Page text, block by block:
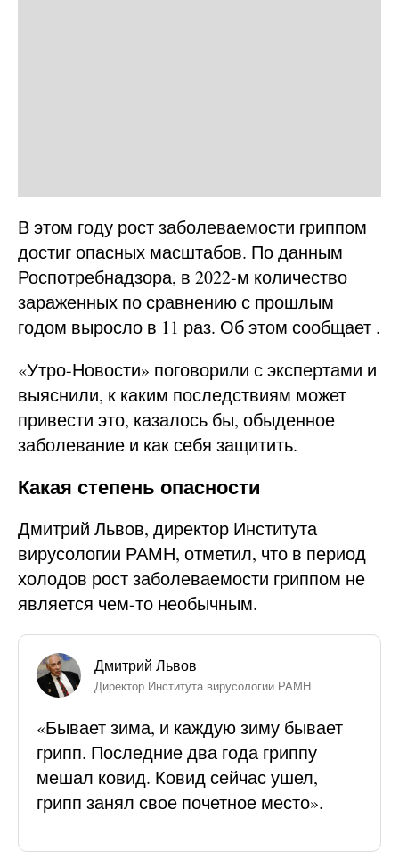
В этом году рост заболеваемости гриппом
достиг опасных масштабов. По данным
Роспотребнадзора, в 2022-м количество
зараженных по сравнению с прошлым
годом выросло в 11 раз. Об этом сообщает .
«Утро-Новости» поговорили с экспертами и
выяснили, к каким последствиям может
привести это, казалось бы, обыденное
заболевание и как себя защитить.
Какая степень опасности
Дмитрий Львов, директор Института
вирусологии РАМН, отметил, что в период
холодов рост заболеваемости гриппом не
является чем-то необычным.
Дмитрий Львов
Директор Института вирусологии РАМН.
«Бывает зима, и каждую зиму бывает
грипп. Последние два года гриппу
мешал ковид. Ковид сейчас ушел,
грипп занял свое почетное место».